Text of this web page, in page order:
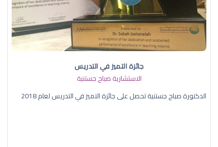
جائزة التميز في التدريس
الاستشارية صباح جستنية
الدكتورة صباح جستنية تحصل على جائزة التميز في التدريس لعام 2018